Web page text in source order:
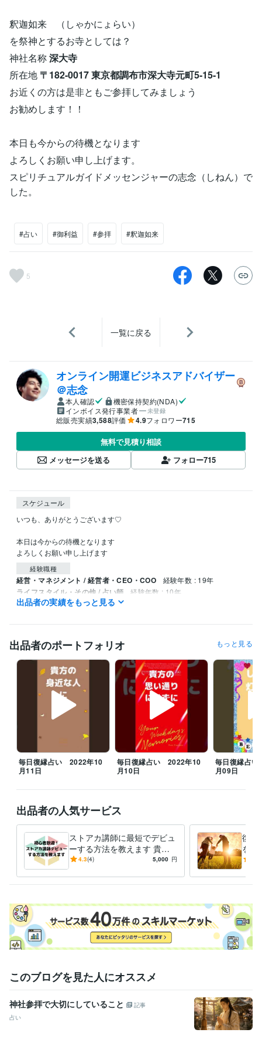
釈迦如来 （しゃかにょらい）
を祭神とするお寺としては？
神社名称深大寺
所在地 〒182-0017 東京都調布市深大寺元町5-15-1
お近くの方は是非ともご参拝してみましょう
お勧めします！！
本日も今からの待機となります
よろしくお願い申し上げます。
スピリチュアルガイドメッセンジャーの志念（しねん）で
した。
#占い #御利益 #参拝 #釈迦如来
5
一覧に戻る
オンライン開運ビジネスアドバイザー
＠志念
本人確認
機密保持契約(NDA)
インボイス発行事業者
未登録
総販売実績3,588評価 4.9フォロワー715
無料で見積り相談
メッセージを送る
フォロー715
スケジュール
いつも、ありがとうございます♡
本日は今からの待機となります
よろしくお願い申し上げます
経験職種
経営・マネジメント / 経営者・CEO・COO 経験年数 : 19年
ライフスタイル・その他 / 占い師 経験年数 : 10年
ライフスタイル・その他 / イベント司会
ライフスタイル・その他 / アドバイザー 経験年数 : 20年
職歴
鈴木ライブリサーチ 2020年2月 ~ 現在
受賞歴
人生が変わる！開運風水講座 人生が変わる！ライフコーチ講座
開運
アドバイザーとしてワークショップ
九星気学初級講座　講師デビュ
資格・検定
九星気学鑑定士 取得年 : 2013年
タロットカード士 取得年 : 2018年
タロットリーディングマスター 取得年 : 2018年
第二種電気主任技術者 取得年 : 2018年
第一種電気主任技術者 取得年 : 2018年
2級電気工事施工管理技士
1級電気工事施工管理技士 取得年 : 2015年
普通自動車第一種運転免許 取得年 : 2003年
数秘術鑑定士 取得年 : 2018年
2級土木施工管理技士 取得年 : 2002年
得意分野
占い あなたの内なる響きを誠心誠意お伝えします
恋愛、不倫、復縁、
学歴
出品者の実績をもっと見る
出品者のポートフォリオ もっと見る
毎日復縁占い 2022年10
月11日
毎日復縁占い 2022年10
月10日
毎日復縁占
月09日
出品者の人気サービス
ストアカ講師に最短でデビュ
ーする方法を教えます 貴方
の好きがお金に代わる初心者
です
4.3(4) 5,000 円
復縁
を最
今ま
最終
このブログを見た人にオススメ
神社参拝で大切にしていること
記事
占い